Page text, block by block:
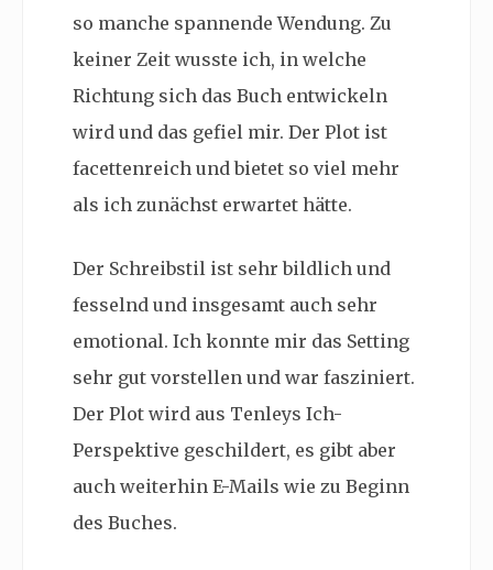
so manche spannende Wendung. Zu
keiner Zeit wusste ich, in welche
Richtung sich das Buch entwickeln
wird und das gefiel mir. Der Plot ist
facettenreich und bietet so viel mehr
als ich zunächst erwartet hätte.
Der Schreibstil ist sehr bildlich und
fesselnd und insgesamt auch sehr
emotional. Ich konnte mir das Setting
sehr gut vorstellen und war fasziniert.
Der Plot wird aus Tenleys Ich-
Perspektive geschildert, es gibt aber
auch weiterhin E-Mails wie zu Beginn
des Buches.